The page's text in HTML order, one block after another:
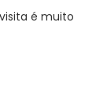
é muito